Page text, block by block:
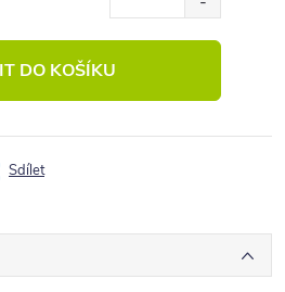
DO KOŠÍKU
Sdílet